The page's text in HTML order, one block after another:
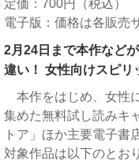
定価：700円（税込）
電子版：価格は各販売
2月24日まで本作など
違い！ 女性向けスピリ
本作をはじめ、女性
集めた無料試し読みキ
トア」ほか主要電子書
対象作品は以下のとお